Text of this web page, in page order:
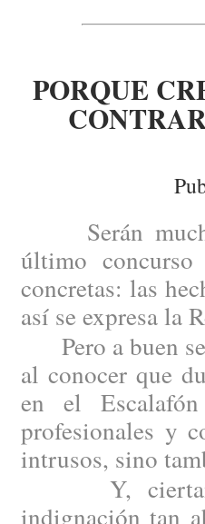
PORQUE
Serán
último
concretas: las
así se expresa la
Pero a buen
al conocer que
en el
profesionales y
intrusos, sino
Y,
indignación tan